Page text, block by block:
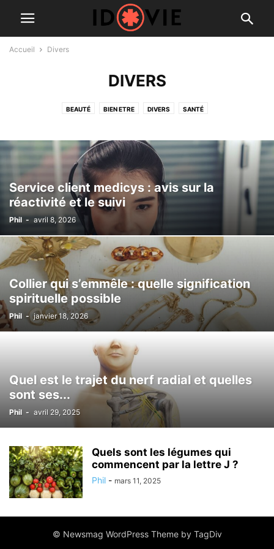
Accueil Divers
DIVERS
BEAUTÉ BIEN ETRE DIVERS SANTÉ
Service client medicys : avis sur la
réactivité et le suivi
Phil - avril 8, 2026
Collier qui s’emmêle : quelle signification
spirituelle possible
Phil - janvier 18, 2026
Quel est le trajet du nerf radial et quelles
sont ses...
Phil - avril 29, 2025
Quels sont les légumes qui
commencent par la lettre J ?
Phil - mars 11, 2025
© Newsmag WordPress Theme by TagDiv